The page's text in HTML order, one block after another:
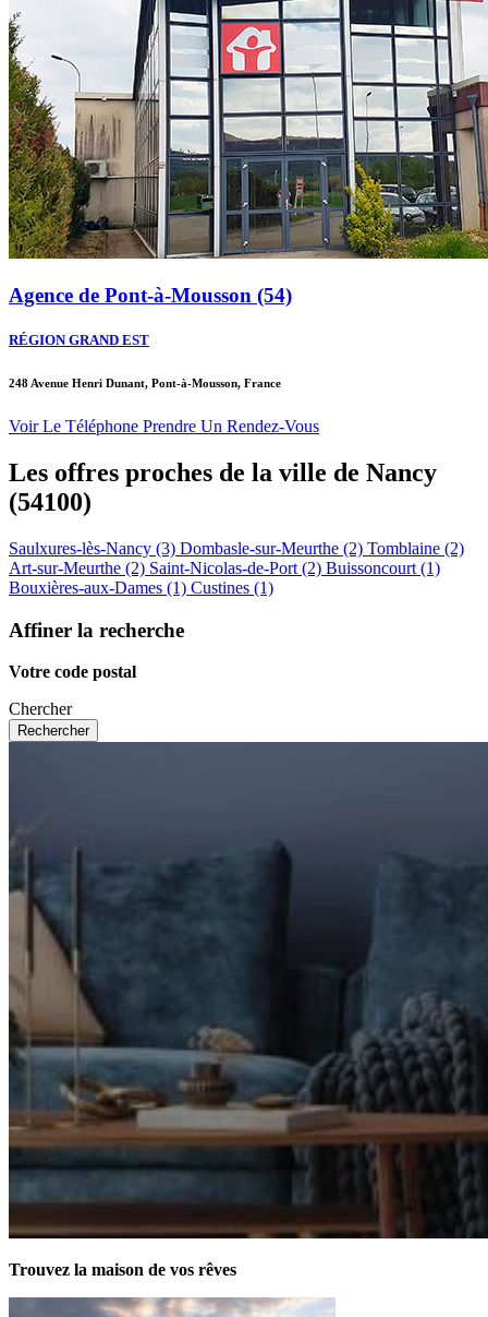
Agence de Pont-à-Mousson (54)
RÉGION GRAND EST
248 Avenue Henri Dunant, Pont-à-Mousson, France
Voir Le Téléphone Prendre Un Rendez-Vous
Les offres proches de la ville de Nancy
(54100)
Saulxures-lès-Nancy (3) Dombasle-sur-Meurthe (2) Tomblaine (2)
Art-sur-Meurthe (2) Saint-Nicolas-de-Port (2) Buissoncourt (1)
Bouxières-aux-Dames (1) Custines (1)
Affiner la recherche
Votre code postal
Chercher
Trouvez la maison de vos rêves